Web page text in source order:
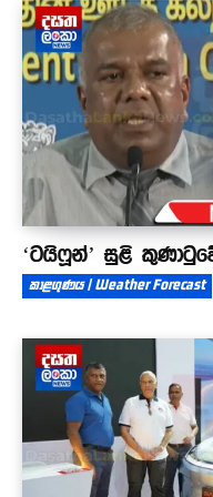
‘ටයිෆූන්’ සුළි
කාළගුණය | Weather Forecast